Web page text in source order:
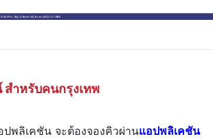
สำหรับคนกรุงเทพ
ปพลิเคชัน จะต้องจองคิวผ่านแอปพลิเคชัน